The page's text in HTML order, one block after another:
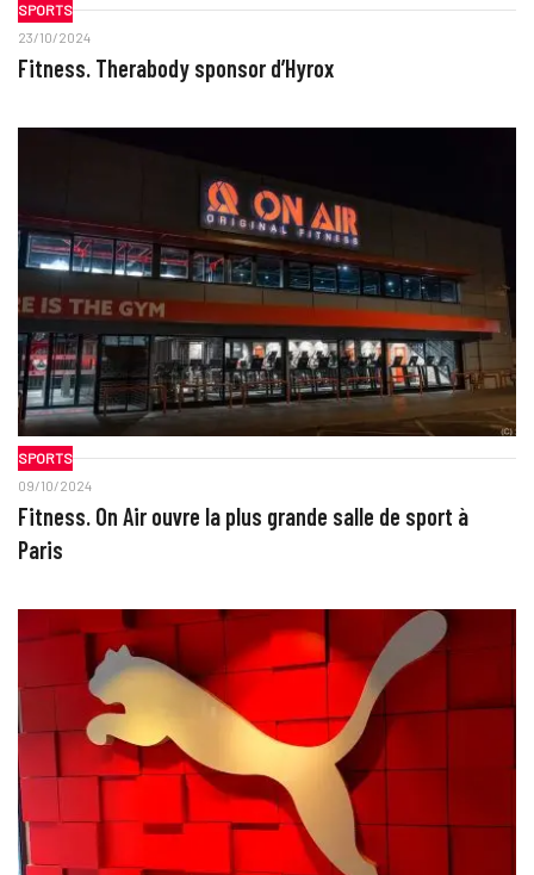
SPORTS
23/10/2024
Fitness. Therabody sponsor d’Hyrox
SPORTS
09/10/2024
Fitness. On Air ouvre la plus grande salle de sport à
Paris